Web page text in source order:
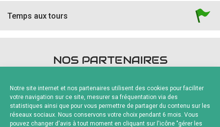
Notre site internet et nos partenaires utilisent des cookies pour faciliter
votre navigation sur ce site, mesurer sa fréquentation via des
statistiques ainsi que pour vous permettre de partager du contenu sur les
réseaux sociaux. Nous conservons votre choix pendant 6 mois. Vous
pouvez changer d'avis à tout moment en cliquant sur l'icône "gérer les
Temps aux tours
NOS PARTENAIRES